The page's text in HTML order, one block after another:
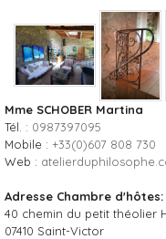
Mme SCHOBER Martina
Tél. : 0987397095
Mobile : +33(0)607 808 730
Web :
Adresse Chambre d'hôtes:
40 chemin du petit théolier
07410 Saint-Victor